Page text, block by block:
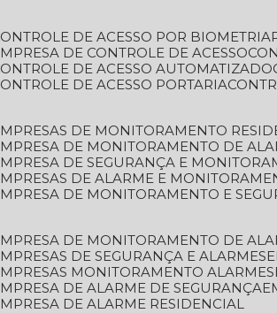
CONTROLE DE ACESSO POR BIOMETRIA
EMPRESA DE CONTROLE DE ACESSO
CONTROLE DE ACESSO AUTOMATIZADO
CONTROLE DE ACESSO PORTARIA
EMPRESAS DE MONITORAMENTO
EMPRESA DE MONITORAMENTO DE
EMPRESA DE SEGURANÇA E
EMPRESAS DE ALARME E
EMPRESA DE MONITORAMENTO E
EMPRESA DE MONITORAMENTO DE
EMPRESAS DE SEGURANÇA E ALARMES
EMPRESAS MONITORAMENTO ALARMES
EMPRESA DE ALARME DE SEGURANÇA
EMPRESA DE ALARME RESIDENCIAL